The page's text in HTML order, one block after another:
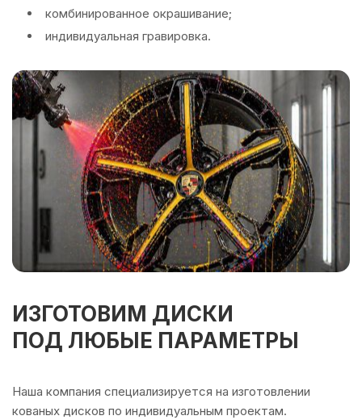
комбинированное окрашивание;
индивидуальная гравировка.
ИЗГОТОВИМ ДИСКИ
ПОД ЛЮБЫЕ ПАРАМЕТРЫ
Наша компания специализируется на изготовлении
кованых дисков по индивидуальным проектам.